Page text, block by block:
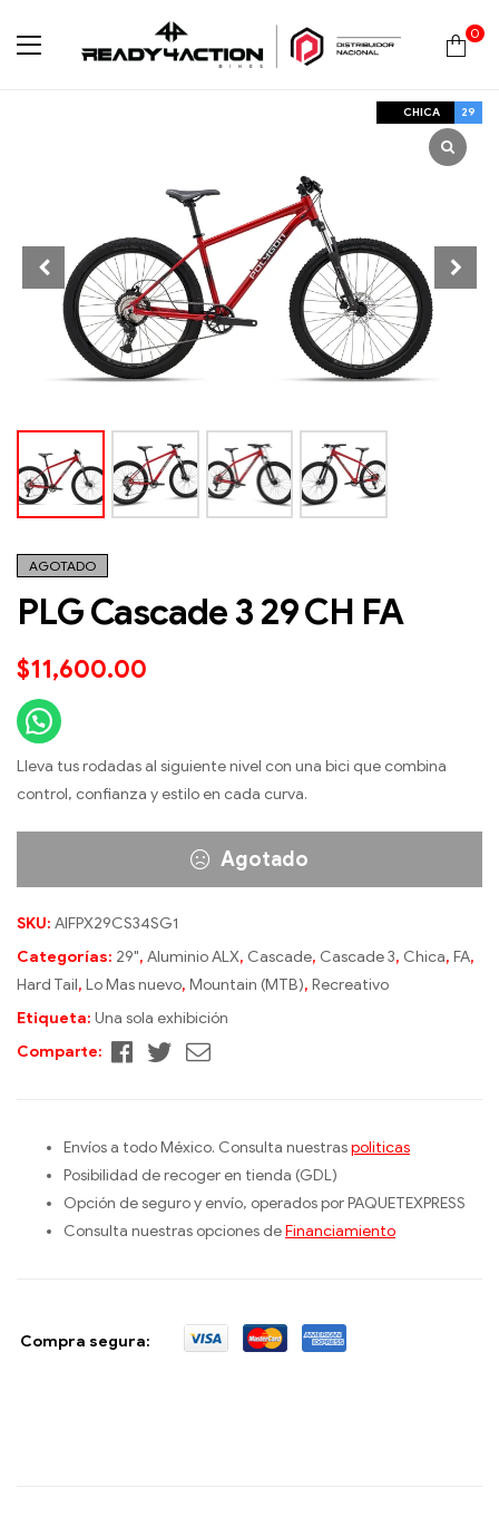
0
CHICA 29
AGOTADO
PLG Cascade 3 29 CH FA
$11,600.00
Lleva tus rodadas al siguiente nivel con una bici que combina
control, confianza y estilo en cada curva.
Agotado
SKU: AIFPX29CS34SG1
Categorías: 29", Aluminio ALX, Cascade, Cascade 3, Chica, FA,
Hard Tail, Lo Mas nuevo, Mountain (MTB), Recreativo
Etiqueta: Una sola exhibición
Comparte:
Facebook
TwitterCorreo
Envíos a todo México. Consulta nuestraspoliticas
Posibilidad de recoger en tienda (GDL)
Opción de seguro y envío, operados por PAQUETEXPRESS
Consulta nuestras opciones deFinanciamiento
Compra segura: